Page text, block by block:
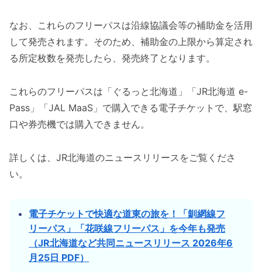
なお、これらのフリーパスは沿線協議会等の補助金を活用
して発売されます。そのため、補助金の上限から算定され
る所定枚数を発売したら、発売終了となります。
これらのフリーパスは「ぐるっと北海道」「JR北海道 e-
Pass」「JAL MaaS」で購入できる電子チケットで、駅窓
口や券売機では購入できません。
詳しくは、JR北海道のニュースリリースをご覧くださ
い。
電子チケットで快適な道東の旅を！「釧網線フ
リーパス」「花咲線フリーパス」を今年も発売
（JR北海道など共同ニュースリリース 2026年6
月25日 PDF）